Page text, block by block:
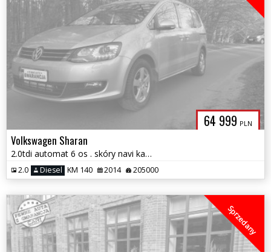
64 999 PLN
Volkswagen Sharan
2.0tdi automat 6 os . skóry navi kamera xenon ledy zamiana 1 r.gwar
2.0 Diesel KM 140 2014 205000
Sprzedany